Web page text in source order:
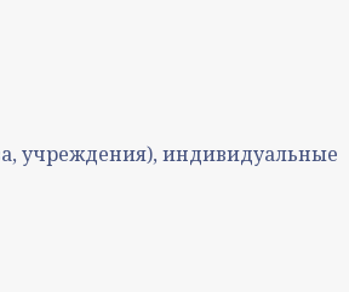
учреждения), индивидуальные